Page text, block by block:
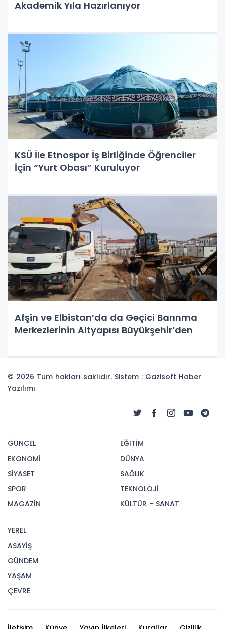
Akademik Yıla Hazırlanıyor
KSÜ İle Etnospor İş Birliğinde Öğrenciler
İçin “Yurt Obası” Kuruluyor
Afşin ve Elbistan’da da Geçici Barınma
Merkezlerinin Altyapısı Büyükşehir’den
© 2026 Tüm hakları saklıdır. Sistem : Gazisoft Haber
Yazılımı
GÜNCEL
EKONOMİ
SİYASET
SPOR
MAGAZİN
EĞİTİM
DÜNYA
SAĞLIK
TEKNOLOJİ
KÜLTÜR - SANAT
YEREL
ASAYİŞ
GÜNDEM
YAŞAM
ÇEVRE